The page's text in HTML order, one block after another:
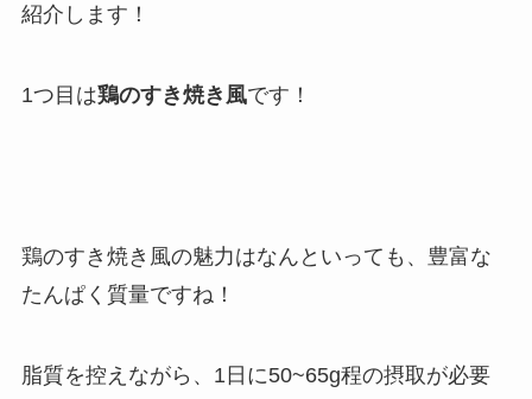
紹介します！
1つ目は鶏のすき焼き風です！
鶏のすき焼き風の魅力はなんといっても、豊富な
たんぱく質量ですね！
脂質を控えながら、1日に50~65g程の摂取が必要